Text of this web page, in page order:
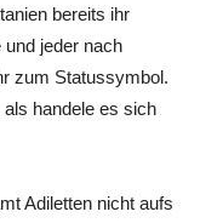
bereits ihr
und jeder nach
zum Statussymbol.
handele es sich
Adiletten nicht aufs